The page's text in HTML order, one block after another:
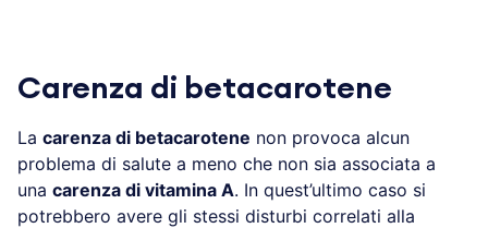
Carenza di betacarotene
La carenza di betacarotene non provoca alcun
problema di salute a meno che non sia associata a
una carenza di vitamina A. In quest’ultimo caso si
potrebbero avere gli stessi disturbi correlati alla